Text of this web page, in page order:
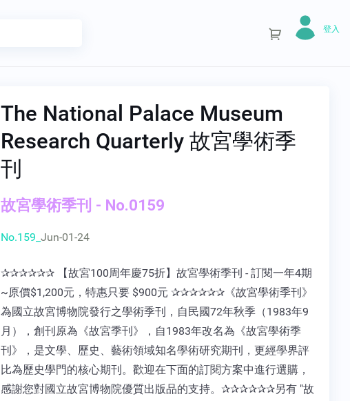
登入
The National Palace Museum
Research Quarterly 故宮學術季
刊
故宮學術季刊 - No.0159
No.159_ Jun-01-24
✰✰✰✰✰✰ 【故宮100周年慶75折】故宮學術季刊 - 訂閱一年4期
~原價$1,200元，特惠只要 $900元 ✰✰✰✰✰✰《故宮學術季刊》
為國立故宮博物院發行之學術季刊，自民國72年秋季（1983年9
月），創刊原為《故宮季刊》，自1983年改名為《故宮學術季
刊》，是文學、歷史、藝術領域知名學術研究期刊，更經學界評
比為歷史學門的核心期刊。歡迎在下面的訂閱方案中進行選購，
感謝您對國立故宮博物院優質出版品的支持。✰✰✰✰✰✰另有 "故